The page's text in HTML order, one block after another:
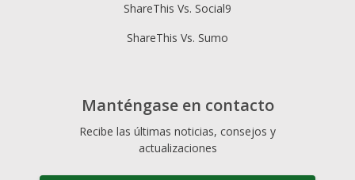
ShareThis Vs. Social9
ShareThis Vs. Sumo
Manténgase en contacto
Recibe las últimas noticias, consejos y
actualizaciones